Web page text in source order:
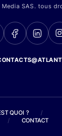
SAS. tous
QUOI ?
/
/ CONTACT